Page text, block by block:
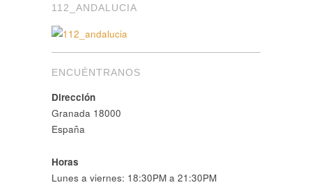
112_ANDALUCIA
ENCUÉNTRANOS
Dirección
Granada 18000
España
Horas
Lunes a viernes: 18:30PM a 21:30PM